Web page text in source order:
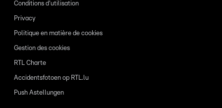
Conditions d'utilisation
Privacy
Politique en matière de cookies
Gestion des cookies
RTL Charte
Accidentsfotoen op RTL.lu
Push Astellungen